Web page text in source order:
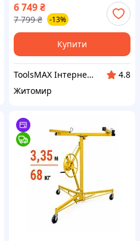
панелей на стіни та стелю
6 749₴
7 799 ₴ -13%
Купити
ToolsMAX Інтернет-магазин на максимум
4.8
Житомир